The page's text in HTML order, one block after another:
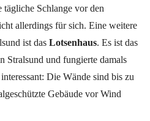
Schlange vor den
allerdings für sich. Eine weitere
ist das Lotsenhaus. Es ist das
Stralsund und fungierte damals
Die Wände sind bis zu
Gebäude vor Wind